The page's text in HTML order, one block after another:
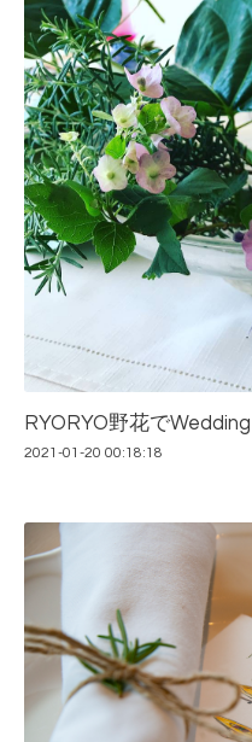
RYORYO野花でWedding
2021-01-20 00:18:18